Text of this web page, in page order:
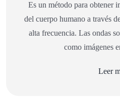
Es un método para obtener
del cuerpo humano a través
alta frecuencia. Las ondas
como imágenes
Leer